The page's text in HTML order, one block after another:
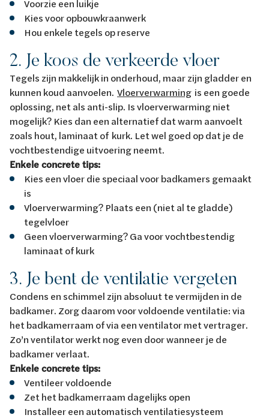
Voorzie een luikje
Kies voor opbouwkraanwerk
Hou enkele tegels op reserve
2. Je koos de verkeerde vloer
Tegels zijn makkelijk in onderhoud, maar zijn gladder en
kunnen koud aanvoelen. Vloerverwarming is een goede
oplossing, net als anti-slip. Is vloerverwarming niet
mogelijk? Kies dan een alternatief dat warm aanvoelt
zoals hout, laminaat of kurk. Let wel goed op dat je de
vochtbestendige uitvoering neemt.
Enkele concrete tips:
Kies een vloer die speciaal voor badkamers gemaakt
is
Vloerverwarming? Plaats een (niet al te gladde)
tegelvloer
Geen vloerverwarming? Ga voor vochtbestendig
laminaat of kurk
3. Je bent de ventilatie vergeten
Condens en schimmel zijn absoluut te vermijden in de
badkamer. Zorg daarom voor voldoende ventilatie: via
het badkamerraam of via een ventilator met vertrager.
Zo’n ventilator werkt nog even door wanneer je de
badkamer verlaat.
Enkele concrete tips:
Ventileer voldoende
Zet het badkamerraam dagelijks open
Installeer een automatisch ventilatiesysteem